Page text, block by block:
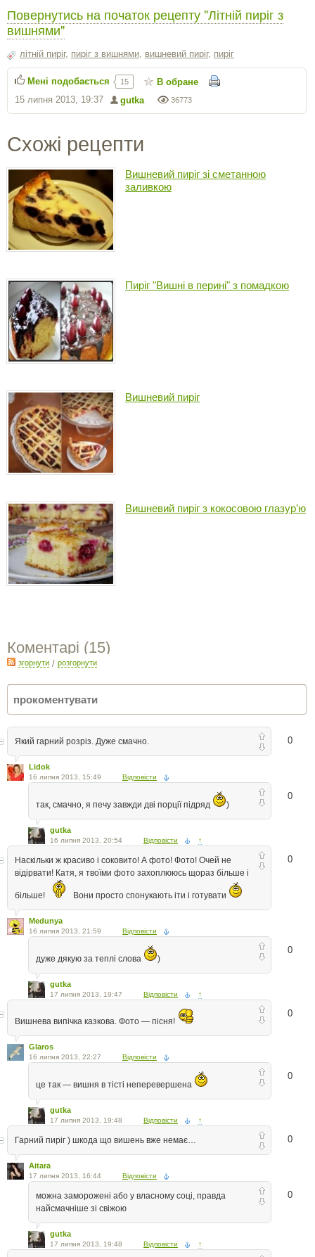
Повернутись на початок рецепту "Літній пиріг з
вишнями"
літній пиріг, пиріг з вишнями вишневий пиріг, пиріг
36773
gutka
15 липня 2013, 19:37
Мені подобається 15 В обране
Схожі рецепти
Вишневий пиріг зі сметанною
заливкою
Пиріг "Вишні в перині" з помадкою
Вишневий пиріг
Вишневий пиріг з кокосовою глазур’ю
Коментарі (15)
згорнути / розгорнути
0
Який гарний розріз. Дуже смачно.
Lidok
16 липня 2013, 15:49 Відповісти
0
так, смачно, я печу завжди дві порції підряд )
gutka
16 липня 2013, 20:54 Відповісти ↑
0
Наскільки ж красиво і соковито! А фото! Фото! Очей не
відірвати! Катя, я твоїми фото захоплююсь щораз більше і
більше! Вони просто спонукають іти і готувати
Medunya
16 липня 2013, 21:59 Відповісти
0
дуже дякую за теплі слова )
gutka
17 липня 2013, 19:47 Відповісти ↑
0
Вишнева випiчка казкова. Фото — пiсня!
Glaros
16 липня 2013, 22:27 Відповісти
0
це так — вишня в тісті неперевершена
gutka
17 липня 2013, 19:48 Відповісти ↑
0
Гарний пиріг ) шкода що вишень вже немає…
Aitara
17 липня 2013, 16:44 Відповісти
0
можна заморожені або у власному соці, правда
найсмачніше зі свіжою
gutka
17 липня 2013, 19:48 Відповісти ↑